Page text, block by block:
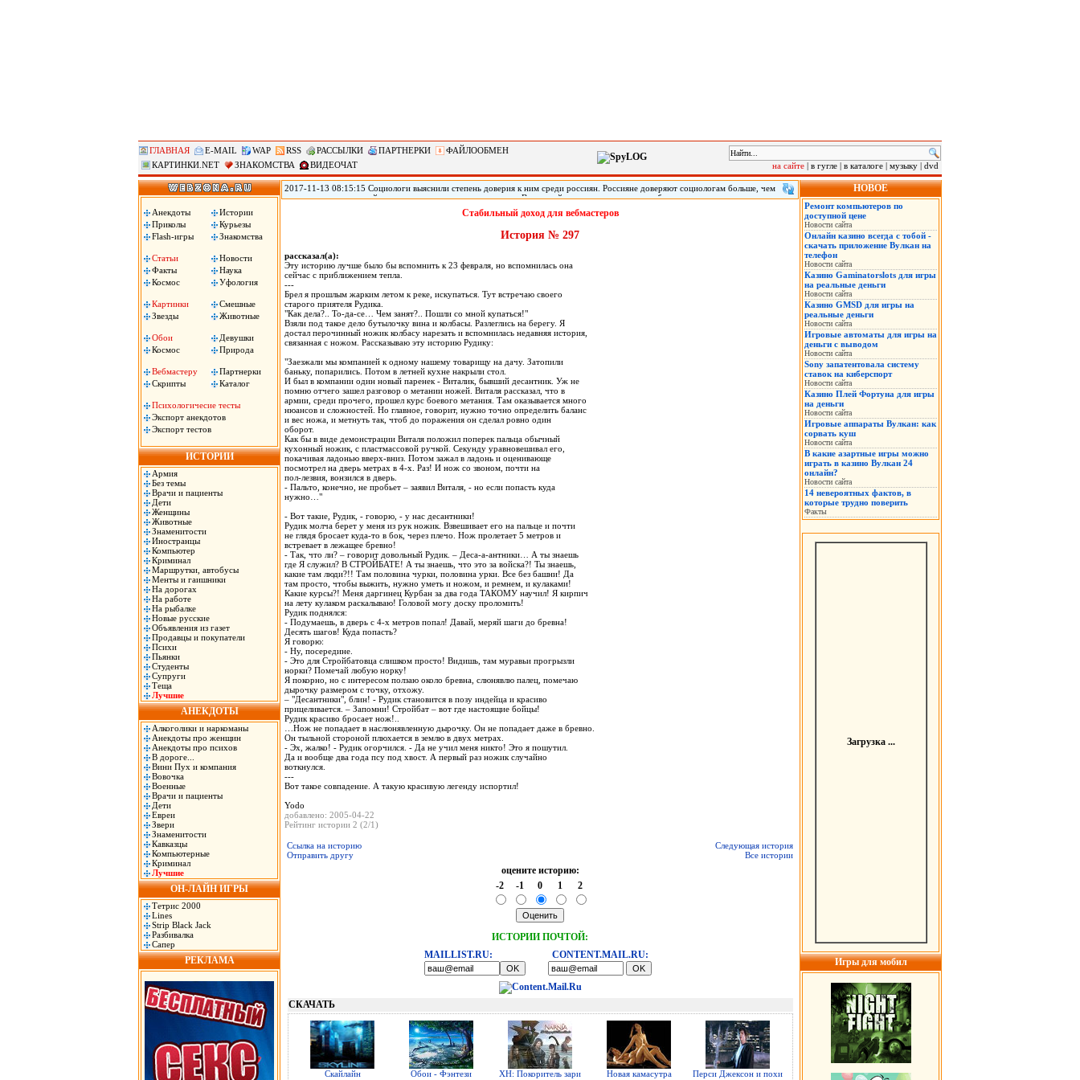
ГЛАВНАЯ E-MAIL WAP RSS РАССЫЛКИ ПАРТНЕРКИ
ФАЙЛООБМЕН
КАРТИНКИ.NET
ЗНАКОМСТВА ВИДЕОЧАТ на сайте | в гугле | в каталоге | музыку | dvd
Анекдоты
Истории
Приколы
Курьезы
Flash-игры
Знакомства
Статьи
Новости
Факты
Наука
Космос
Уфология
Картинки
Смешные
Звезды
Животные
Обои
Девушки
Космос
Природа
Вебмастеру
Партнерки
Скрипты
Каталог
Психологичесие тесты
Экспорт анекдотов
Экспорт тестов
ИСТОРИИ
Армия
Без темы
Врачи и пациенты
Дети
Женщины
Животные
Знаменитости
Иностранцы
Компьютер
Криминал
Маршрутки, автобусы
Менты и гаишники
На дорогах
На работе
На рыбалке
Новые русские
Объявления из газет
Продавцы и покупатели
Психи
Пьянки
Студенты
Супруги
Теща
Лучшие
АНЕКДОТЫ
Алкоголики и наркоманы
Анекдоты про женщин
Анекдоты про психов
В дороге...
Вини Пух и компания
Вовочка
Военные
Врачи и пациенты
Дети
Евреи
Звери
Знаменитости
Кавказцы
Компьютерные
Криминал
Лучшие
ОН-ЛАЙН ИГРЫ
Тетрис 2000
Lines
Strip Black Jack
Разбивалка
Сапер
РЕКЛАМА
2017-11-13 08:15:15 Социологи выяснили степень доверия к ним среди россиян. Россияне доверяют социологам больше, чем
журналистам и полицейским, следует из результатов опроса Всероссийского центра изучения общественного мнения
(ВЦИОМ). Согласно данным исследования ВЦИОМ, по пятибалльной шкале социологи набрали 3,33, журналисты – 3,13, а
полицейские – 3,12 баллов. При этом 40% заявили, что знают, что такое социология и лишь 1% респондентов впервые
Стабильный доход для вебмастеров
История № 297
рассказал(а):
Эту историю лучше было бы вспомнить к 23 февраля, но вспомнилась она
сейчас с приближением тепла.
---
Брел я прошлым жарким летом к реке, искупаться. Тут встречаю своего
старого приятеля Рудика.
"Как дела?.. То-да-се… Чем занят?.. Пошли со мной купаться!"
Взяли под такое дело бутылочку вина и колбасы. Разлеглись на берегу. Я
достал перочинный ножик колбасу нарезать и вспомнилась недавняя история,
связанная с ножом. Рассказываю эту историю Рудику:
"Заезжали мы компанией к одному нашему товарищу на дачу. Затопили
баньку, попарились. Потом в летней кухне накрыли стол.
И был в компании один новый паренек - Виталик, бывший десантник. Уж не
помню отчего зашел разговор о метании ножей. Виталя рассказал, что в
армии, среди прочего, прошел курс боевого метания. Там оказывается много
нюансов и сложностей. Но главное, говорит, нужно точно определить баланс
и вес ножа, и метнуть так, чтоб до поражения он сделал ровно один
оборот.
Как бы в виде демонстрации Виталя положил поперек пальца обычный
кухонный ножик, с пластмассовой ручкой. Секунду уравновешивал его,
покачивая ладонью вверх-вниз. Потом зажал в ладонь и оценивающе
посмотрел на дверь метрах в 4-х. Раз! И нож со звоном, почти на
пол-лезвия, вонзился в дверь.
- Пальто, конечно, не пробьет – заявил Виталя, - но если попасть куда
нужно…"
- Вот такие, Рудик, - говорю, - у нас десантники!
Рудик молча берет у меня из рук ножик. Взвешивает его на пальце и почти
не глядя бросает куда-то в бок, через плечо. Нож пролетает 5 метров и
встревает в лежащее бревно!
- Так, что ли? – говорит довольный Рудик. – Деса-а-антники… А ты знаешь
где Я служил? В СТРОЙБАТЕ! А ты знаешь, что это за войска?! Ты знаешь,
какие там люди?!! Там половина чурки, половина урки. Все без башни! Да
там просто, чтобы выжить, нужно уметь и ножом, и ремнем, и кулаками!
Какие курсы?! Меня даргинец Курбан за два года ТАКОМУ научил! Я кирпич
на лету кулаком раскалываю! Головой могу доску проломить!
Рудик поднялся:
- Подумаешь, в дверь с 4-х метров попал! Давай, меряй шаги до бревна!
Десять шагов! Куда попасть?
Я говорю:
- Ну, посередине.
- Это для Стройбатовца слишком просто! Видишь, там муравьи прогрызли
норки? Помечай любую норку!
Я покорно, но с интересом ползаю около бревна, слюнявлю палец, помечаю
дырочку размером с точку, отхожу.
– "Десантники", блин! - Рудик становится в позу индейца и красиво
прицеливается. – Запомни! Стройбат – вот где настоящие бойцы!
Рудик красиво бросает нож!..
…Нож не попадает в наслюнявленную дырочку. Он не попадает даже в бревно.
Он тыльной стороной плюхается в землю в двух метрах.
- Эх, жалко! - Рудик огорчился. - Да не учил меня никто! Это я пошутил.
Да и вообще два года псу под хвост. А первый раз ножик случайно
воткнулся.
---
Вот такое совпадение. А такую красивую легенду испортил!
Yodo
добавлено: 2005-04-22
Рейтинг истории 2 (2/1)
Ссылка на историю
Отправить другу
Следующая история
Все истории
оцените историю:
-2
-1 0 1 2
ИСТОРИИ ПОЧТОЙ:
MAILLIST.RU:
CONTENT.MAIL.RU:
СКАЧАТЬ
Скайлайн Обои - Фэнтези ХН: Покоритель зари Новая камасутра Перси Джексон и похи
НОВОЕ
Ремонт компьютеров по
доступной цене
Новости сайта
Онлайн казино всегда с тобой -
скачать приложение Вулкан на
телефон
Новости сайта
Казино Gaminatorslots для игры
на реальные деньги
Новости сайта
Казино GMSD для игры на
реальные деньги
Новости сайта
Игровые автоматы для игры на
деньги с выводом
Новости сайта
Sony запатентовала систему
ставок на киберспорт
Новости сайта
Казино Плей Фортуна для игры
на деньги
Новости сайта
Игровые аппараты Вулкан: как
сорвать куш
Новости сайта
В какие азартные игры можно
играть в казино Вулкан 24
онлайн?
Новости сайта
14 невероятных фактов, в
которые трудно поверить
Факты
Загрузка ...
Игры для мобил